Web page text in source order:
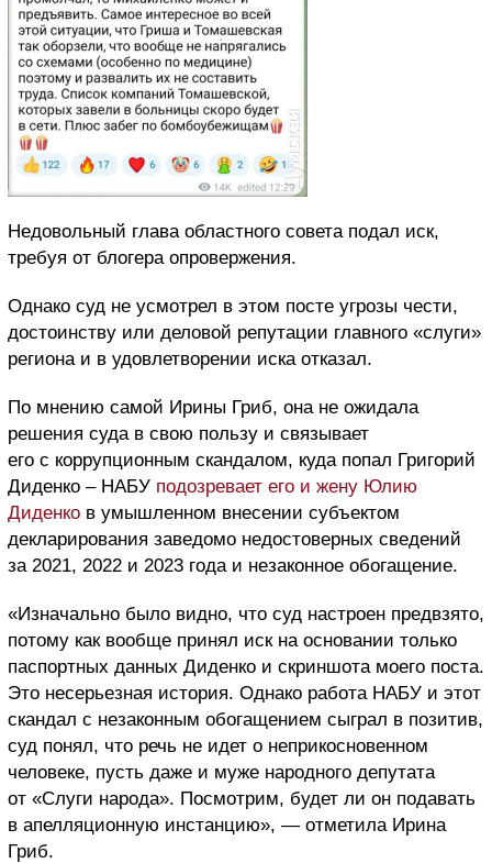
Недовольный глава областного совета подал иск,
требуя от блогера опровержения.
Однако суд не усмотрел в этом посте угрозы чести,
достоинству или деловой репутации главного «слуги»
региона и в удовлетворении иска отказал.
По мнению самой Ирины Гриб, она не ожидала
решения суда в свою пользу и связывает
его с коррупционным скандалом, куда попал Григорий
Диденко – НАБУ подозревает его и жену Юлию
Диденко в умышленном внесении субъектом
декларирования заведомо недостоверных сведений
за 2021, 2022 и 2023 года и незаконное обогащение.
«Изначально было видно, что суд настроен предвзято,
потому как вообще принял иск на основании только
паспортных данных Диденко и скриншота моего поста.
Это несерьезная история. Однако работа НАБУ и этот
скандал с незаконным обогащением сыграл в позитив,
суд понял, что речь не идет о неприкосновенном
человеке, пусть даже и муже народного депутата
от «Слуги народа». Посмотрим, будет ли он подавать
в апелляционную инстанцию», — отметила Ирина
Гриб.